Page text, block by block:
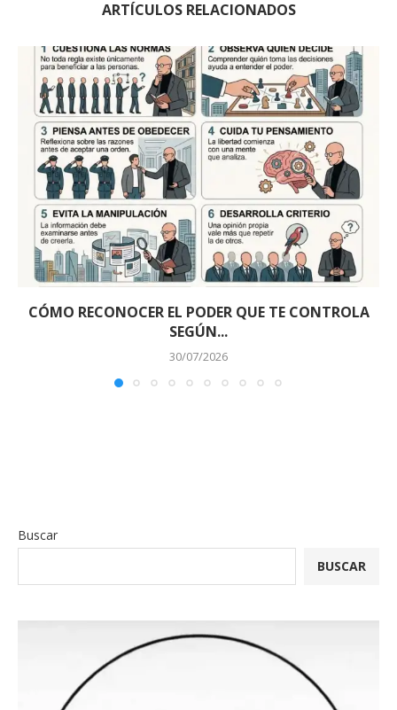
ARTÍCULOS RELACIONADOS
CÓMO RECONOCER EL PODER QUE TE CONTROLA
SEGÚN...
30/07/2026
Buscar
BUSCAR